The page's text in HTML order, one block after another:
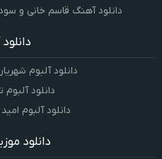
دانلود آهنگ قاسم خانی و
دانلود آلبوم
دانلود
دانلود آلبوم
دانلود